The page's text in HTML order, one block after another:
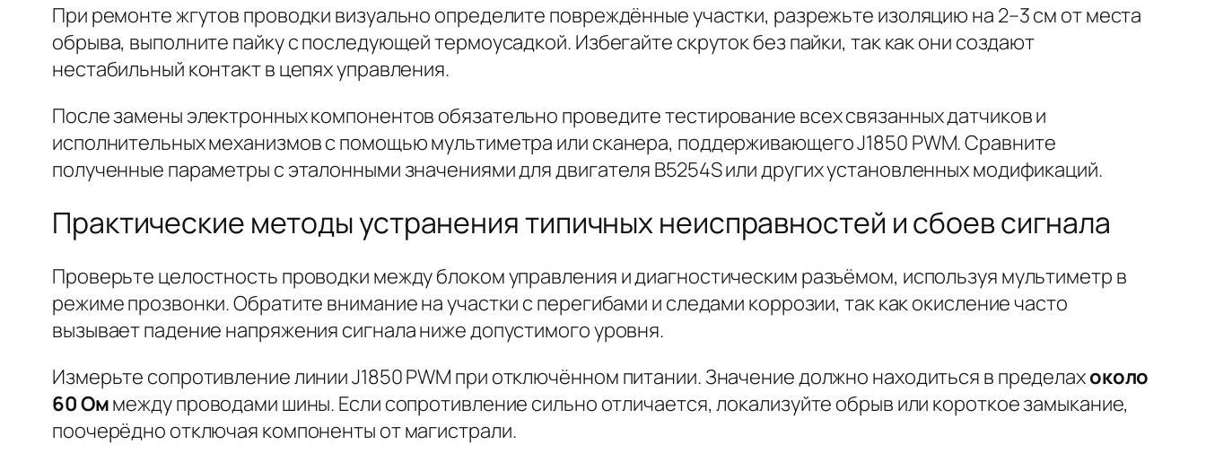
При ремонте жгутов проводки визуально определите повреждённые участки, разрежьте изоляцию на 2–3 см от места
обрыва, выполните пайку с последующей термоусадкой. Избегайте скруток без пайки, так как они создают
нестабильный контакт в цепях управления.
После замены электронных компонентов обязательно проведите тестирование всех связанных датчиков и
исполнительных механизмов с помощью мультиметра или сканера, поддерживающего J1850 PWM. Сравните
полученные параметры с эталонными значениями для двигателя B5254S или других установленных модификаций.
Практические методы устранения типичных неисправностей и сбоев сигнала
Проверьте целостность проводки между блоком управления и диагностическим разъёмом, используя мультиметр в
режиме прозвонки. Обратите внимание на участки с перегибами и следами коррозии, так как окисление часто
вызывает падение напряжения сигнала ниже допустимого уровня.
Измерьте сопротивление линии J1850 PWM при отключённом питании. Значение должно находиться в пределахоколо
60 Оммежду проводами шины. Если сопротивление сильно отличается, локализуйте обрыв или короткое замыкание,
поочерёдно отключая компоненты от магистрали.